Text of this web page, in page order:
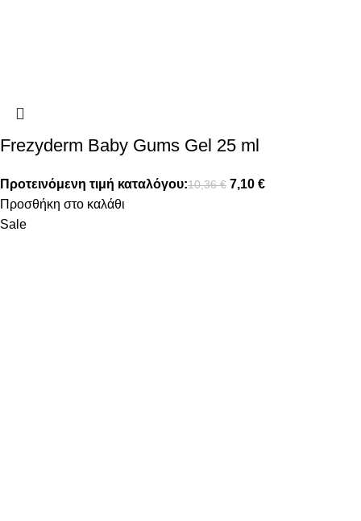
Frezyderm Baby Gums Gel 25 ml
Προτεινόμενη τιμή καταλόγου:10,36€ 7,10 €
Προσθήκη στο καλάθι
Sale